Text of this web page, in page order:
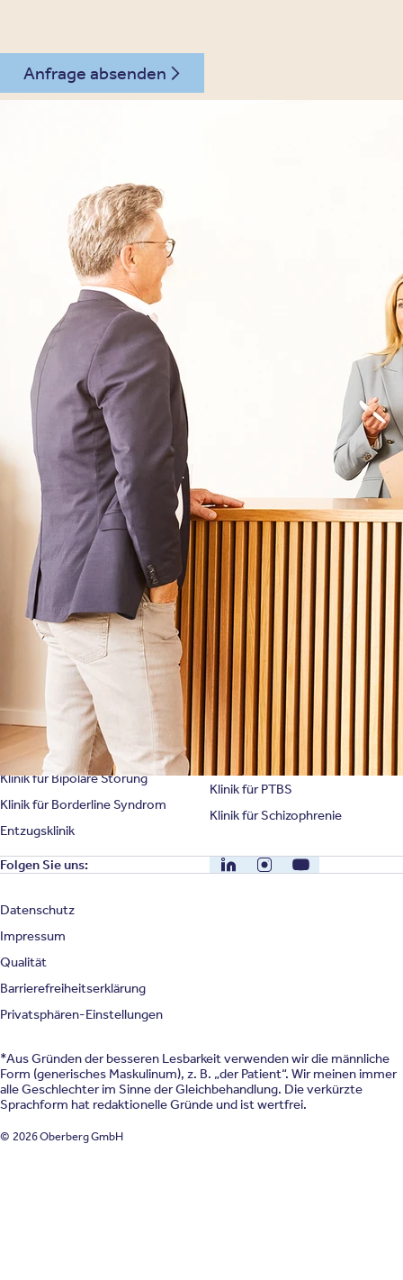
Anfrage absenden
Informationen
Für Patienten
Für Zuweiser
Für Angehörige
Über Oberberg
Kliniken für Kinder & Jugendlichen
Krankheitsbilder & Therapien
Behandlungsfelder
Therapien
Symptome & Beschwerden
Selbsttests
Presse
Bewertungen
Karriere
Unternehmensfakten
Spezialisierte Kliniken
Klinik für Depression
Klinik für Burnout
Klinik für Angststörung
Klinik für Zwangsstörung
Klinik für Persönlichkeitsstörung
Klinik für Bipolare Störung
Klinik für Borderline Syndrom
Entzugsklinik
Suchtklinik
Klinik für Anorexie
Klinik für Erschöpfung
Klinik für Essstörung
Klinik für Mediensucht
Klinik für Psychose
Klinik für PTBS
Klinik für Schizophrenie
Folgen Sie uns: LinkedIn InstagramYouTube
Datenschutz
Impressum
Qualität
Barrierefreiheitserklärung
Privatsphären-Einstellungen
*Aus Gründen der besseren Lesbarkeit verwenden wir die männliche
Form (generisches Maskulinum), z. B. „der Patient“. Wir meinen immer
alle Geschlechter im Sinne der Gleichbehandlung. Die verkürzte
Sprachform hat redaktionelle Gründe und ist wertfrei.
© 2026 Oberberg GmbH